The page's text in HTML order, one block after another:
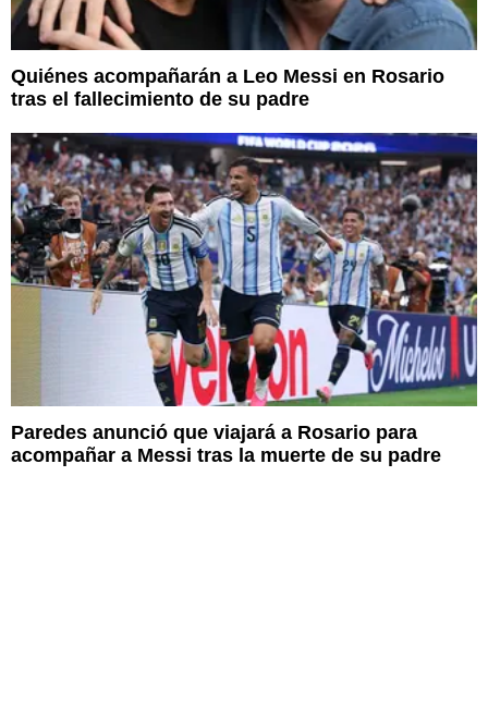
Quiénes acompañarán a Leo Messi en Rosario
tras el fallecimiento de su padre
Paredes anunció que viajará a Rosario para
acompañar a Messi tras la muerte de su padre